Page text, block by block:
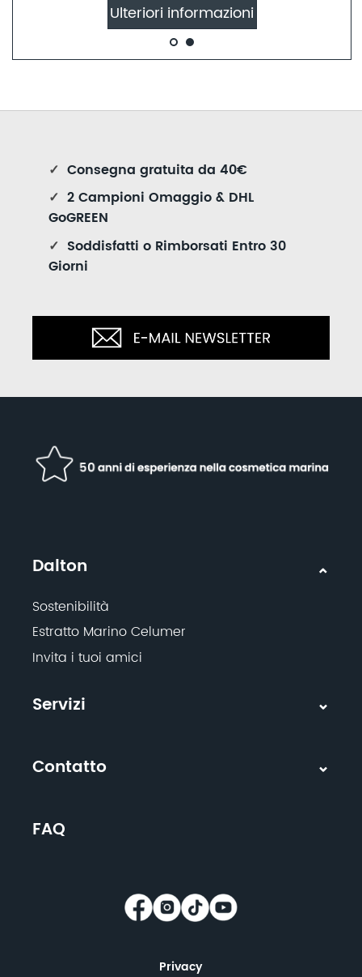
Ulteriori informazioni
✓ Consegna gratuita da 40€
✓ 2 Campioni Omaggio & DHL
GoGREEN
✓ Soddisfatti o Rimborsati Entro 30
Giorni
Dalton
Sostenibilità
Estratto Marino Celumer
Invita i tuoi amici
Servizi
Contatto
FAQ
Privacy